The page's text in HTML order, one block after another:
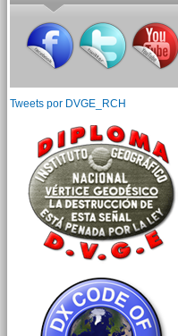
Tweets por DVGE_RCH